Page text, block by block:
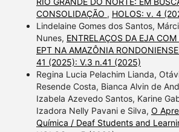
CONSOLIDAÇÃO , HOLOS: v. 4
Lindelaine Gomes dos Santos,
Nunes, ENTRELAÇOS DA EJA
EPT NA AMAZÔNIA
41 (2025): V.3 n.41 (2025)
Regina Lucia Pelachim Lianda,
Resende Costa, Bianca Alvin de
Izabela Azevedo Santos, Karine
Izadora Nelly Pavani e Silva, O
Química / Deaf Students and